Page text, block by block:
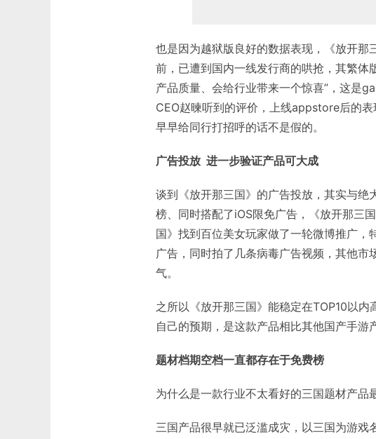
也是因为越狱版良好的数据表现，《放开
前，已遭到国内一线发行商的哄抢，其繁体
产品质量、会给行业带来一个惊喜”，这是
CEO赵暕听到的评价，上线appstore后的
早早给同行打招呼的话不是假的。
广告投放 进一步验证产品可大成
谈到《放开那三国》的广告投放，其实与
榜、同时搭配了iOS限免广告，《放开那三
国》找到百位美女玩家做了一轮微博推广
广告，同时拍了几条病毒广告视频，其他
气。
之所以《放开那三国》能稳定在TOP10以
自己的预期，是这款产品相比其他国产手游
题材档期空档一直都存在于免费榜
为什么是一款行业不太看好的三国题材产品
三国产品很早就已泛滥成灾，以三国为游